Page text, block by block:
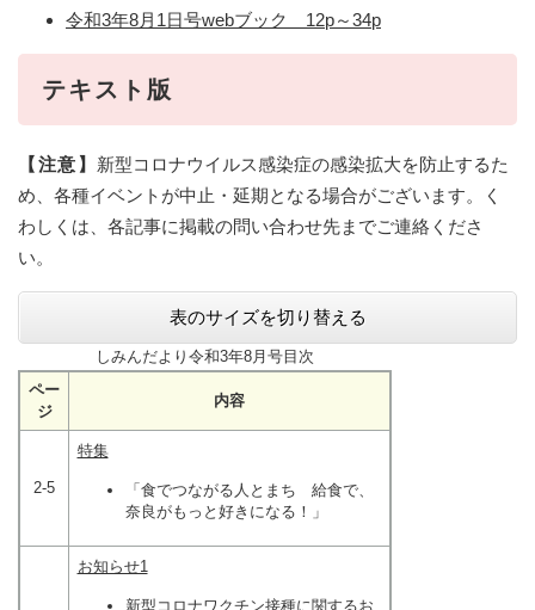
令和3年8月1日号webブック 12p～34p
テキスト版
【注意】 新型コロナウイルス感染症の感染拡大を防止するた
め、各種イベントが中止・延期となる場合がございます。く
わしくは、各記事に掲載の問い合わせ先までご連絡くださ
い。
表のサイズを切り替える
しみんだより令和3年8月号目次
ペー
ジ
内容
2-5
特集
「食でつながる人とまち 給食で、
奈良がもっと好きになる！」
お知らせ1
新型コロナワクチン接種に関するお